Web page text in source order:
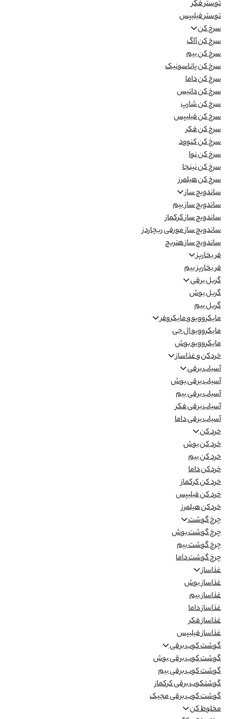
توستر فکر
توستر فیلیپس
سرخ کن
سرخ کن آاگ
سرخ کن بیم
سرخ کن پاناسونیک
سرخ کن داما
سرخ کن داتیس
سرخ کن شارپ
سرخ کن فیلیپس
سرخ کن فکر
سرخ کن کنوود
سرخ کن نوا
سرخ کن نینجا
سرخ کن هیلمرز
ساندویچ ساز
ساندویچ ساز بیم
ساندویچ ساز کرکماز
ساندویچ ساز مورفی ریچاردز
ساندویچ ساز هنریچ
فر بخارپز
فر بخارپز بیم
گریل برقی
گریل بوش
گریل بیم
مایکروویو و مایکروفر
مایکروویو ال جی
مایکروویو بوش
خردکن و غذاساز
آسیاب برقی
آسیاب برقی بوش
آسیاب برقی بیم
آسیاب برقی فکر
آسیاب برقی داما
خرد کن
خرد کن بوش
خرد کن بیم
خردکن داما
خرد کن کرکماز
خرد کن فیلیپس
خردکن هیلمرز
چرخ گوشت
چرخ گوشت بوش
چرخ گوشت بیم
چرخ گوشت داما
غذاساز
غذاساز بوش
غذاساز بیم
غذاساز داما
غذاساز فکر
غذاساز فیلیپس
گوشت کوب برقی
گوشت کوب برقی بوش
گوشت کوب برقی بیم
گوشتکوب برقی کرکماز
گوشت کوب برقی مجیک
مخلوط کن